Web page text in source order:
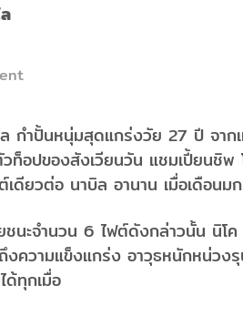
กำปั้นหนุ่มสุดแกร่งวัย 27 ปี จาก
ท็อปของสังเวียนวัน แชมเปี้ยนชิ
เดียวต่อ นาบิล อานาน เมื่อเดือน
นะจำนวน 6 ไฟต์ดังกล่าวนั้น นิโ
งความแข็งแกร่ง อาวุธหนักหน่ว
ด้ทุกเมื่อ